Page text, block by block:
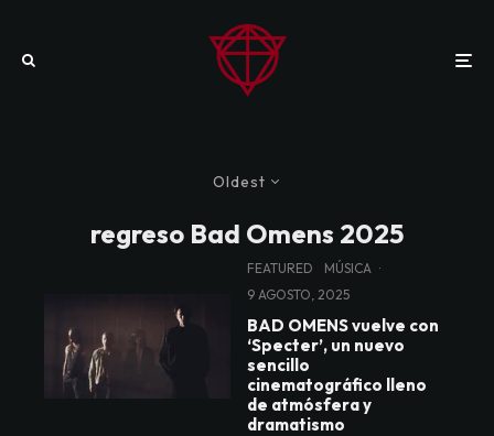
Oldest
regreso Bad Omens 2025
FEATURED MÚSICA ·
9 AGOSTO, 2025
BAD OMENS vuelve con
‘Specter’, un nuevo
sencillo
cinematográfico lleno
de atmósfera y
dramatismo